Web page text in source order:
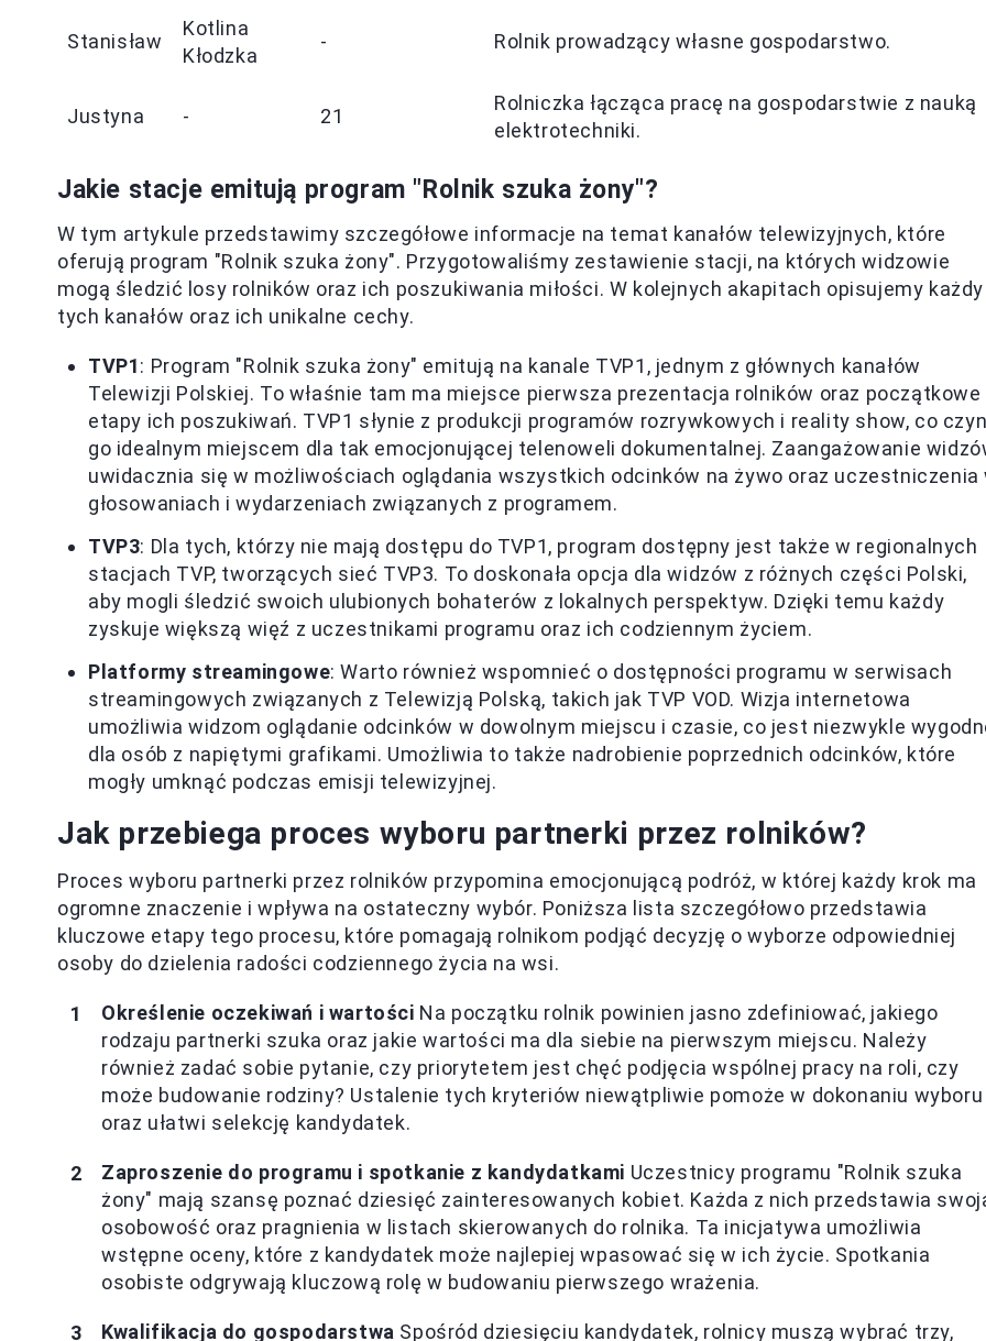
Stanisław
Kotlina
Kłodzka
- Rolnik prowadzący własne gospodarstwo.
Justyna - 21
Rolniczka łącząca pracę na gospodarstwie z nauką
elektrotechniki.
Jakie stacje emitują program "Rolnik szuka żony"?
W tym artykule przedstawimy szczegółowe informacje na temat kanałów telewizyjnych, które
oferują program "Rolnik szuka żony". Przygotowaliśmy zestawienie stacji, na których widzowie
mogą śledzić losy rolników oraz ich poszukiwania miłości. W kolejnych akapitach opisujemy
tych kanałów oraz ich unikalne cechy.
TVP1: Program "Rolnik szuka żony" emitują na kanale TVP1, jednym z głównych kanałów
Telewizji Polskiej. To właśnie tam ma miejsce pierwsza prezentacja rolników oraz początkowe
etapy ich poszukiwań. TVP1 słynie z produkcji programów rozrywkowych i reality show, co
go idealnym miejscem dla tak emocjonującej telenoweli dokumentalnej. Zaangażowanie
uwidacznia się w możliwościach oglądania wszystkich odcinków na żywo oraz uczestniczenia
głosowaniach i wydarzeniach związanych z programem.
TVP3: Dla tych, którzy nie mają dostępu do TVP1, program dostępny jest także w regionalnych
stacjach TVP, tworzących sieć TVP3. To doskonała opcja dla widzów z różnych części Polski,
aby mogli śledzić swoich ulubionych bohaterów z lokalnych perspektyw. Dzięki temu każdy
zyskuje większą więź z uczestnikami programu oraz ich codziennym życiem.
Platformy streamingowe: Warto również wspomnieć o dostępności programu w serwisach
streamingowych związanych z Telewizją Polską, takich jak TVP VOD. Wizja internetowa
umożliwia widzom oglądanie odcinków w dowolnym miejscu i czasie, co jest niezwykle
dla osób z napiętymi grafikami. Umożliwia to także nadrobienie poprzednich odcinków, które
mogły umknąć podczas emisji telewizyjnej.
Jak przebiega proces wyboru partnerki przez rolników?
Proces wyboru partnerki przez rolników przypomina emocjonującą podróż, w której każdy krok ma
ogromne znaczenie i wpływa na ostateczny wybór. Poniższa lista szczegółowo przedstawia
kluczowe etapy tego procesu, które pomagają rolnikom podjąć decyzję o wyborze odpowiedniej
osoby do dzielenia radości codziennego życia na wsi.
Określenie oczekiwań i wartości Na początku rolnik powinien jasno zdefiniować, jakiego
rodzaju partnerki szuka oraz jakie wartości ma dla siebie na pierwszym miejscu. Należy
również zadać sobie pytanie, czy priorytetem jest chęć podjęcia wspólnej pracy na roli, czy
może budowanie rodziny? Ustalenie tych kryteriów niewątpliwie pomoże w dokonaniu wyboru
oraz ułatwi selekcję kandydatek.
Zaproszenie do programu i spotkanie z kandydatkami Uczestnicy programu "Rolnik szuka
żony" mają szansę poznać dziesięć zainteresowanych kobiet. Każda z nich przedstawia
osobowość oraz pragnienia w listach skierowanych do rolnika. Ta inicjatywa umożliwia
wstępne oceny, które z kandydatek może najlepiej wpasować się w ich życie. Spotkania
osobiste odgrywają kluczową rolę w budowaniu pierwszego wrażenia.
Kwalifikacja do gospodarstwa Spośród dziesięciu kandydatek, rolnicy muszą wybrać trzy,